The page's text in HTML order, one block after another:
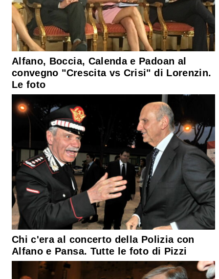
Alfano, Boccia, Calenda e Padoan al
convegno "Crescita vs Crisi" di Lorenzin.
Le foto
Chi c'era al concerto della Polizia con
Alfano e Pansa. Tutte le foto di Pizzi